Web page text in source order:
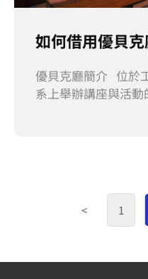
如何借用優貝克
優貝克廳簡介 位於
系上舉辦講座與活
< 1